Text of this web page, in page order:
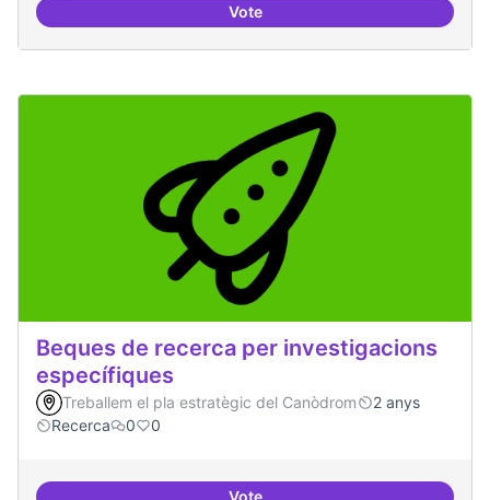
VoteGovernança oberta i multinivell
Beques de recerca per investigacions
específiques
Treballem el pla estratègic del Canòdrom
2 anys
Recerca
0 0
Vote